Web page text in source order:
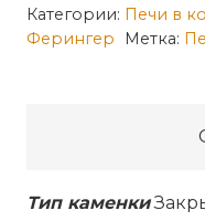
Банная
печь
сетке
Категории: Печи в
Ферингер
Метка:
Тип каменки